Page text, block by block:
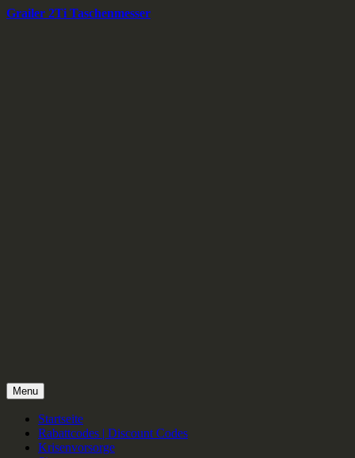
Grailer 2Ti Taschenmesser
Menu
Startseite
Rabattcodes | Discount Codes
Krisenvorsorge